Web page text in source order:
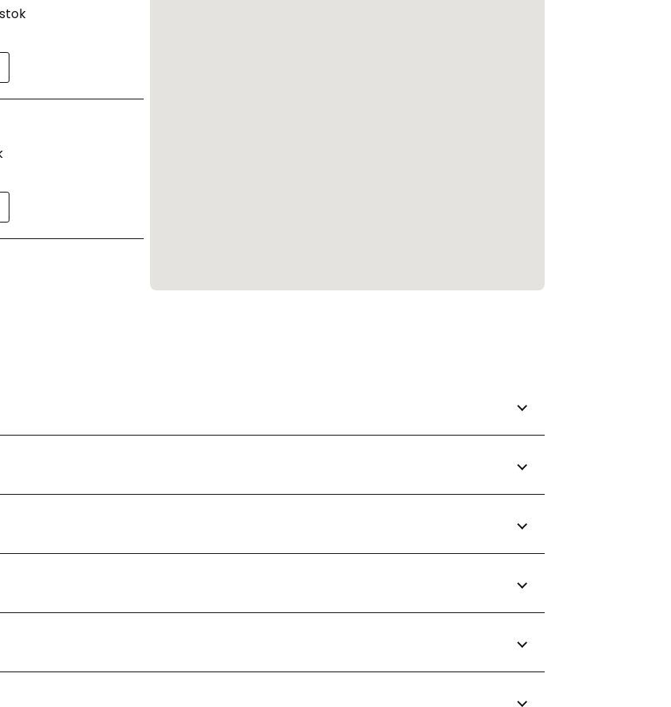
Salzburg Wien
Tartu maakond